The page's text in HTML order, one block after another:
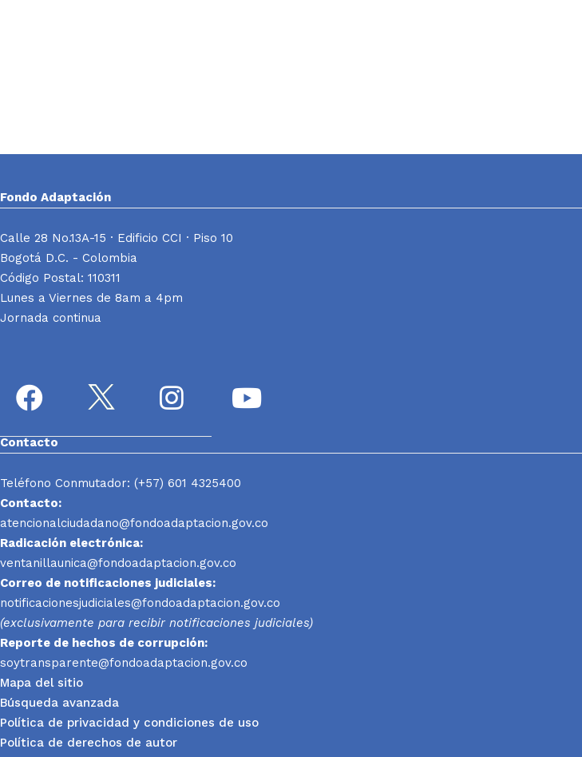
Fondo Adaptación
Calle 28 No.13A-15 · Edificio CCI · Piso 10
Bogotá D.C. - Colombia
Código Postal: 110311
Lunes a Viernes de 8am a 4pm
Jornada continua
Contacto
Teléfono Conmutador: (+57) 601 4325400
Contacto:
atencionalciudadano@fondoadaptacion.gov.co
Radicación electrónica:
ventanillaunica@fondoadaptacion.gov.co
Correo de notificaciones judiciales:
notificacionesjudiciales@fondoadaptacion.gov.co
(exclusivamente para recibir notificaciones judiciales)
Reporte de hechos de corrupción:
soytransparente@fondoadaptacion.gov.co
Mapa del sitio
Búsqueda avanzada
Política de privacidad y condiciones de uso
Política de derechos de autor